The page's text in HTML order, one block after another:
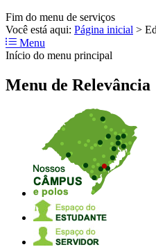
Fim do menu de serviços
Você está aqui: Página inicial >
Menu
Início do menu principal
Menu de Relevância